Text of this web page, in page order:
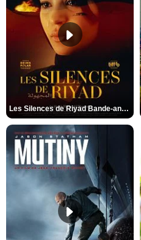
Les Silences de Riyad Bande-annonce VO STFR